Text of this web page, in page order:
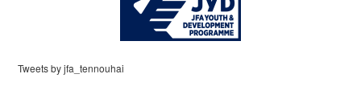
Tweets by jfa_tennouhai